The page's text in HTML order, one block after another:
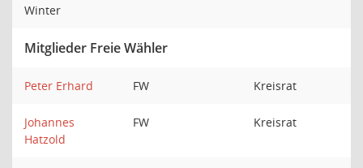
Winter
Mitglieder Freie Wähler
Peter Erhard FW Kreisrat
Johannes
Hatzold
FW Kreisrat